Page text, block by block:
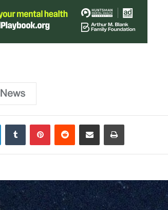
LinkedInTumblr PinterestReddit Share via Email Print